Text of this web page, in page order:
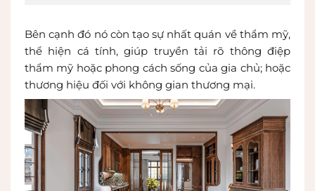
Bên cạnh đó nó còn tạo sự nhất quán về thẩm mỹ,
thể hiện cá tính, giúp truyền tải rõ thông điệp
thẩm mỹ hoặc phong cách sống của gia chủ; hoặc
thương hiệu đối với không gian thương mại.